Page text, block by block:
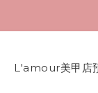
L'amour美甲店